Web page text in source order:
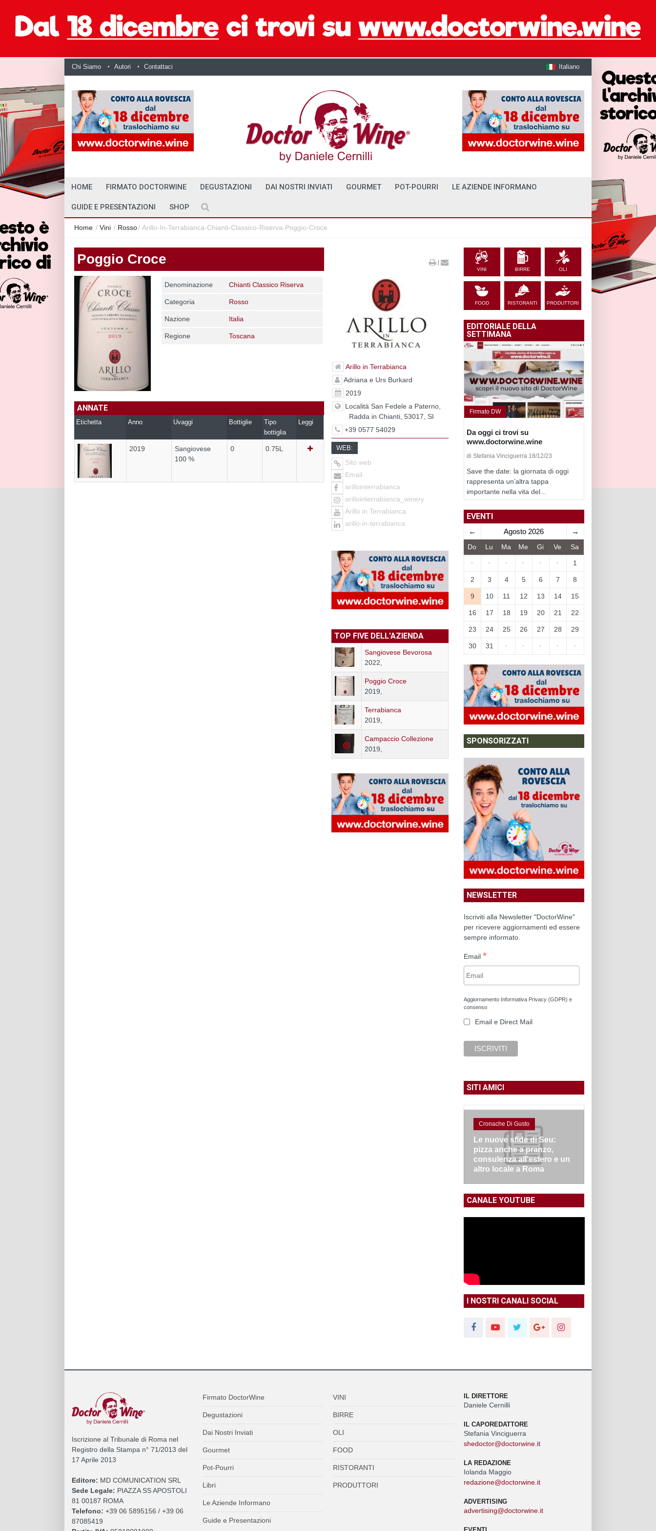
Chi Siamo Autori Contattaci Italiano
HOME FIRMATO DOCTORWINE DEGUSTAZIONI DAI NOSTRI INVIATI GOURMET POT-POURRI LE AZIENDE INFORMANO
GUIDE E PRESENTAZIONI SHOP
Home / Vini / Rosso/ Arillo-In-Terrabianca-Chianti-Classico-Riserva-Poggio-Croce
Poggio Croce
Denominazione Chianti Classico Riserva
Categoria Rosso
Nazione Italia
Regione Toscana
ANNATE
Etichetta Anno Uvaggi Bottiglie
Tipo
bottiglia
Leggi
2019
Sangiovese
100 %
0 0.75L
|
Arillo in Terrabianca
Adriana e Urs Burkard
2019
Località San Fedele a Paterno,
Radda in Chianti, 53017, SI
+39 0577 54029
WEB:
Sito web
Email
arillointerrabianca
arillointerrabianca_winery
Arillo in Terrabianca
arillo-in-terrabianca
TOP FIVE DELL'AZIENDA
Sangiovese Bevorosa
2022,
Poggio Croce
2019,
Terrabianca
2019,
Campaccio Collezione
2019,
VINI BIRRE OLI
FOOD RISTORANTI PRODUTTORI
EDITORIALE DELLA
SETTIMANA
Firmato DW
Da oggi ci trovi su
www.doctorwine.wine
di Stefania Vinciguerra 18/12/23
Save the date: la giornata di oggi
rappresenta un’altra tappa
importante nella vita del...
EVENTI
← Agosto 2026 →
Do Lu Ma Me Gi Ve Sa
· · · · · · 1
2 3 4 5 6 7 8
9 10 11 12 13 14 15
16 17 18 19 20 21 22
23 24 25 26 27 28 29
30 31 · · · · ·
SPONSORIZZATI
NEWSLETTER
Iscriviti alla Newsletter "DoctorWine"
per ricevere aggiornamenti ed essere
sempre informato.
Email *
Aggiornamento Informativa Privacy (GDPR) e
consenso
Email e Direct Mail
SITI AMICI
Cronache Di Gusto
Le nuove sfide di Seu:
pizza anche a pranzo,
consulenza all’estero e un
altro locale a Roma
CANALE YOUTUBE
I NOSTRI CANALI SOCIAL
Iscrizione al Tribunale di Roma nel
Registro della Stampa n° 71/2013 del
17 Aprile 2013
Editore: MD COMUNICATION SRL
Sede Legale: PIAZZA SS APOSTOLI
81 00187 ROMA
Telefono: +39 06 5895156 / +39 06
87085419
Firmato DoctorWine
Degustazioni
Dai Nostri Inviati
Gourmet
Pot-Pourri
Libri
Le Aziende Informano
Guide e Presentazioni
VINI
BIRRE
OLI
FOOD
RISTORANTI
PRODUTTORI
IL DIRETTORE
Daniele Cernilli
IL CAPOREDATTORE
Stefania Vinciguerra
shedoctor@doctorwine.it
LA REDAZIONE
Iolanda Maggio
redazione@doctorwine.it
ADVERTISING
advertising@doctorwine.it